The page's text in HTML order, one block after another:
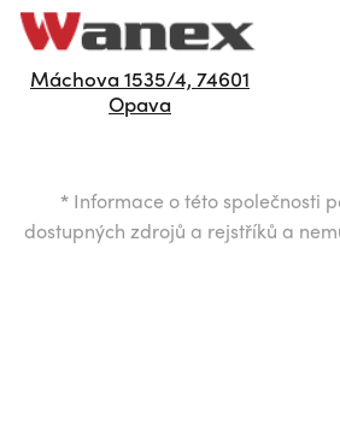
Máchova 1535/4, 74601
Opava
* Informace o této společnosti
dostupných zdrojů a rejstříků a